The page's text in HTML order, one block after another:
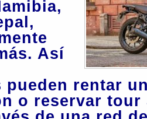
Así
pueden rentar
o reservar tour